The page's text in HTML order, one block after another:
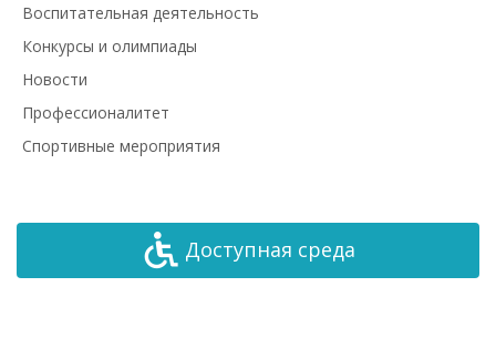
Воспитательная деятельность
Конкурсы и олимпиады
Новости
Профессионалитет
Спортивные мероприятия
Доступная среда